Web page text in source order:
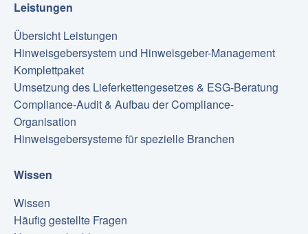
Leistungen
Übersicht Leistungen
Hinweisgebersystem und Hinweisgeber-Management
Komplettpaket
Umsetzung des Lieferkettengesetzes & ESG-Beratung
Compliance-Audit & Aufbau der Compliance-
Organisation
Hinweisgebersysteme für spezielle Branchen
Wissen
Wissen
Häufig gestellte Fragen